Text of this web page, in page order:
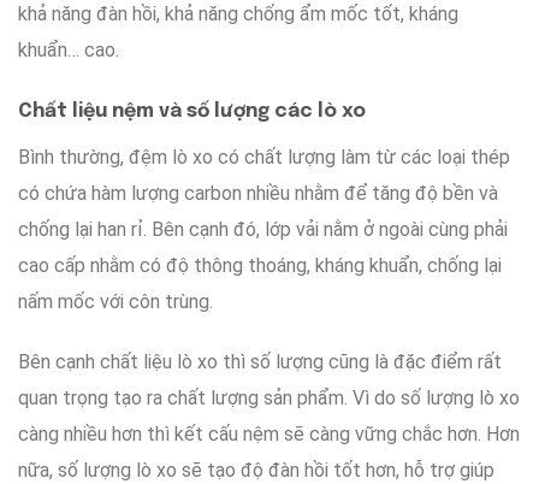
khả năng đàn hồi, khả năng chống ẩm mốc tốt, kháng
khuẩn … cao.
Chất liệu nệm và số lượng các lò xo
Bình thường, đệm lò xo có chất lượng làm từ các loại thép
có chứa hàm lượng carbon nhiều nhằm để tăng độ bền và
chống lại han rỉ. Bên cạnh đó, lớp vải nằm ở ngoài cùng phải
cao cấp nhằm có độ thông thoáng, kháng khuẩn, chống lại
nấm mốc với côn trùng.
Bên cạnh chất liệu lò xo thì số lượng cũng là đặc điểm rất
quan trọng tạo ra chất lượng sản phẩm. Vì do số lượng lò xo
càng nhiều hơn thì kết cấu nệm sẽ càng vững chắc hơn. Hơn
nữa, số lượng lò xo sẽ tạo độ đàn hồi tốt hơn, hỗ trợ giúp